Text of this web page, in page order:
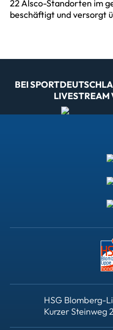
22 Alsco-Standorten im
beschäftigt und versorgt
BEI
LIVESTREAM
HSG Blomberg-
Kurzer Steinweg